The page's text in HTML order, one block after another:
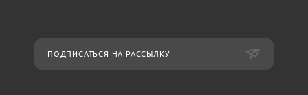
ПОДПИСАТЬСЯ НА РАССЫЛКУ